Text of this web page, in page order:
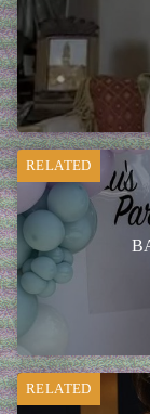
RELATED
RELATED